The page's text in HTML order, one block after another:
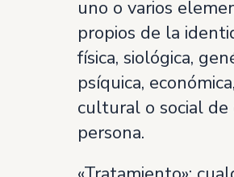
uno o varios
propios de la
física, siológica,
psíquica, económica,
cultural o social de
persona.